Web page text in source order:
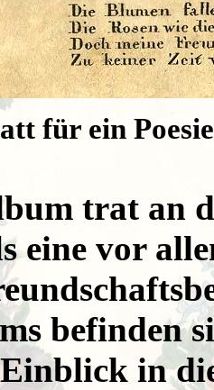
für ein
trat an
eine vor
befinden
in